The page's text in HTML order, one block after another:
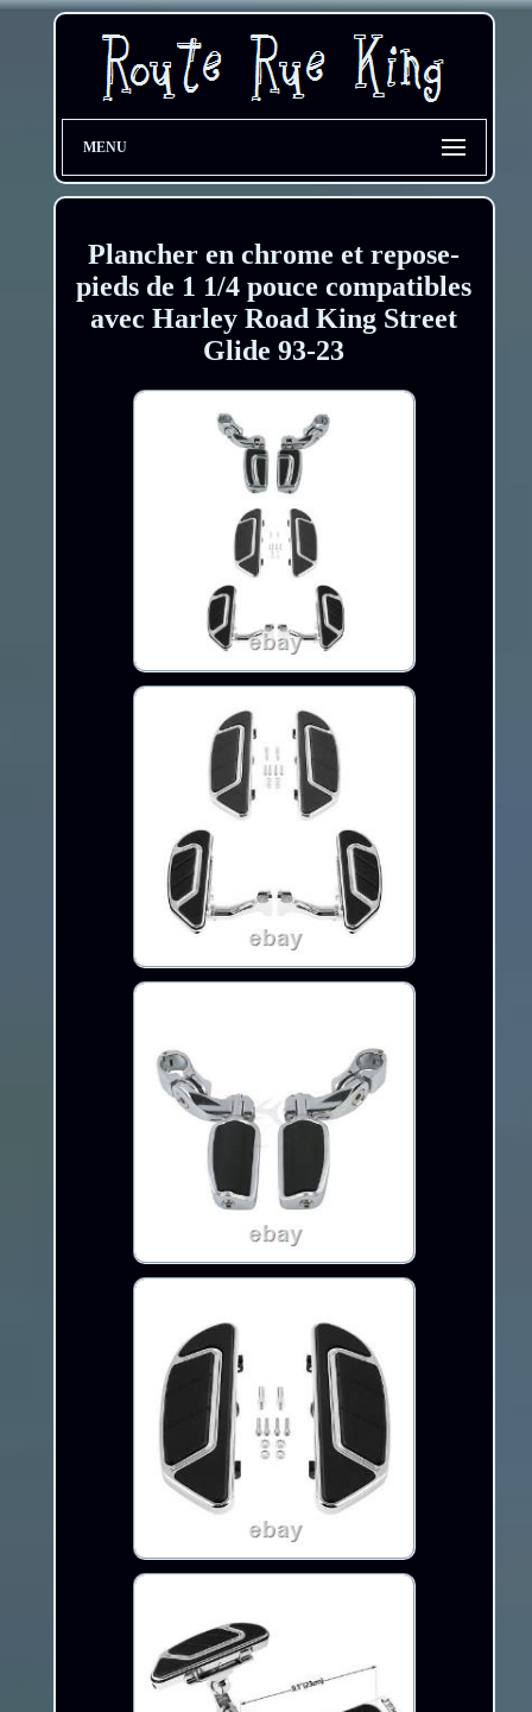
MENU
Plancher en chrome et repose-
pieds de 1 1/4 pouce compatibles
avec Harley Road King Street
Glide 93-23